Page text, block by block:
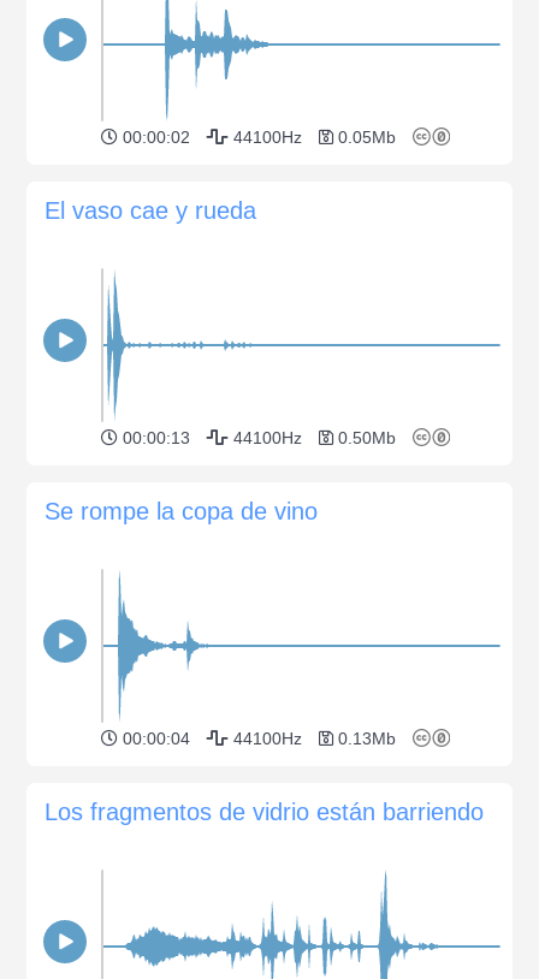
00:00:02 44100Hz 0.05Mb
El vaso cae y rueda
00:00:13 44100Hz 0.50Mb
Se rompe la copa de vino
00:00:04 44100Hz 0.13Mb
Los fragmentos de vidrio están barriendo